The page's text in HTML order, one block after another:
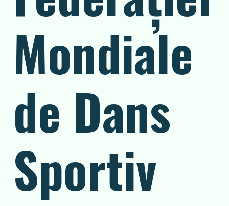
Mondiale
de Dans
Sportiv